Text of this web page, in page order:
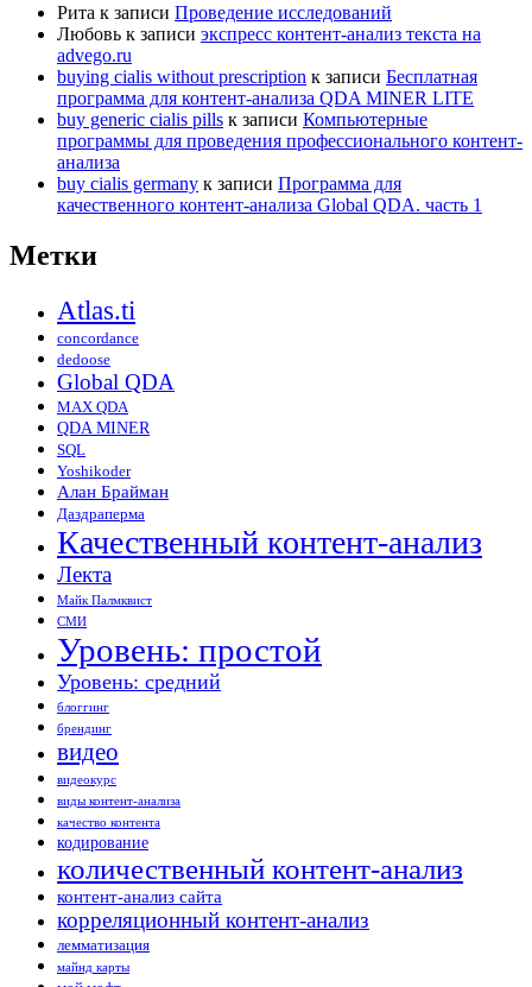
Рита к записи Проведение исследований
Любовь к записи экспресс контент-анализ текста на
advego.ru
buying cialis without prescription к записи Бесплатная
программа для контент-анализа QDA MINER LITE
buy generic cialis pills к записи Компьютерные
программы для проведения профессионального контент-
анализа
buy cialis germany к записи Программа для
качественного контент-анализа Global QDA. часть 1
Метки
Atlas.ti
concordance
dedoose
Global QDA
MAX QDA
QDA MINER
SQL
Yoshikoder
Алан Брайман
Даздраперма
Качественный контент-анализ
Лекта
Майк Палмквист
СМИ
Уровень: простой
Уровень: средний
блоггинг
брендинг
видео
видеокурс
виды контент-анализа
качество контента
кодирование
количественный контент-анализ
контент-анализ сайта
корреляционный контент-анализ
лемматизация
майнд карты